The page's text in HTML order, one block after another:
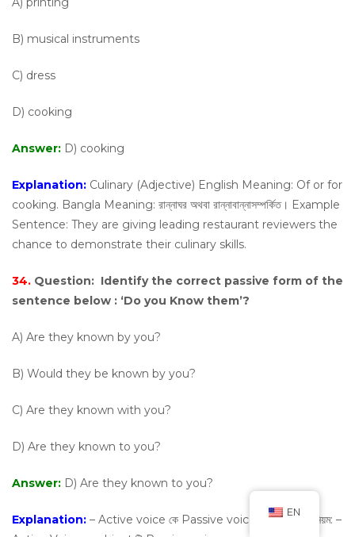
B) musical instruments
C) dress
D) cooking
Answer: D) cooking
Explanation: Culinary (Adjective) English Meaning: Of or for
cooking. Bangla Meaning: রান্নাঘর অথবা রান্নাবান্নাসম্পর্কিত। Example
Sentence: They are giving leading restaurant reviewers the
chance to demonstrate their culinary skills.
34. Question: Identify the correct passive form of the
sentence below : ‘Do you Know them’?
A) Are they known by you?
B) Would they be known by you?
C) Are they known with you?
D) Are they known to you?
Answer: D) Are they known to you?
Explanation: – Active voice কে Passive voice- এ রূপান্তরের নিয়ম: –
EN